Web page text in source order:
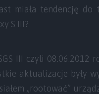
miała tendencję
S III?
III czyli 08.06.2012
aktualizacje były
„rootować”